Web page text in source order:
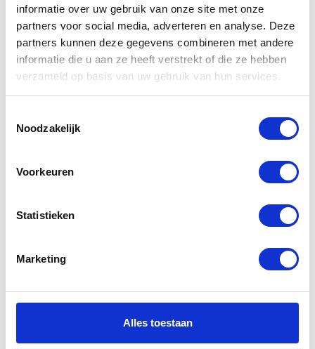
informatie over uw gebruik van onze site met onze
partners voor social media, adverteren en analyse. Deze
partners kunnen deze gegevens combineren met andere
informatie die u aan ze heeft verstrekt of die ze hebben
verzameld op basis van uw gebruik van hun services.
Noodzakelijk
Voorkeuren
Statistieken
Marketing
Alles toestaan
aid kit
14,00
Kerstballen
27,00
heup-/crossbody
39,99
€75,00